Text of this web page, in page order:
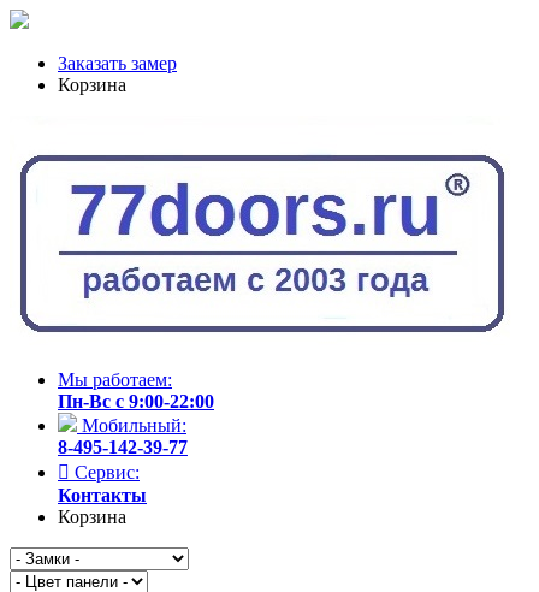
Заказать замер
Корзина
Мы работаем:
Пн-Вс с 9:00-22:00
Мобильный:
8-495-142-39-77
Сервис:
Контакты
Корзина